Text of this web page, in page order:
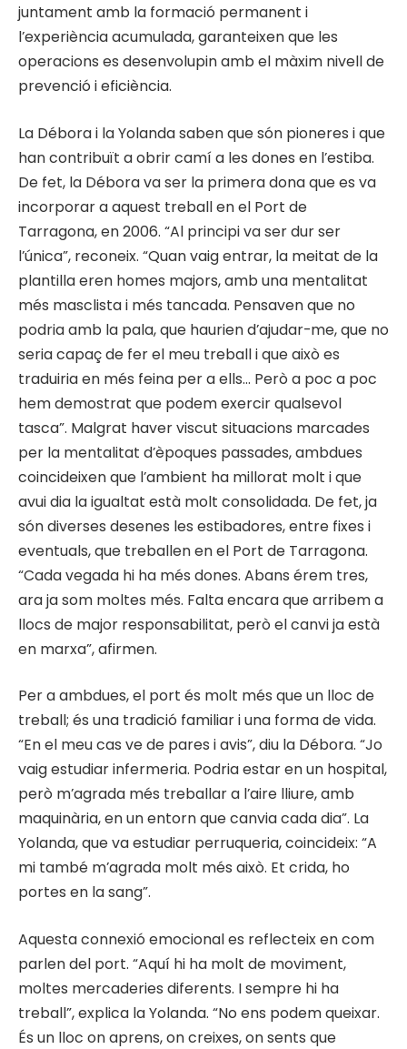
juntament amb la formació permanent i
l’experiència acumulada, garanteixen que les
operacions es desenvolupin amb el màxim nivell de
prevenció i eficiència.
La Débora i la Yolanda saben que són pioneres i que
han contribuït a obrir camí a les dones en l’estiba.
De fet, la Débora va ser la primera dona que es va
incorporar a aquest treball en el Port de
Tarragona, en 2006. “Al principi va ser dur ser
l’única”, reconeix. “Quan vaig entrar, la meitat de la
plantilla eren homes majors, amb una mentalitat
més masclista i més tancada. Pensaven que no
podria amb la pala, que haurien d’ajudar-me, que no
seria capaç de fer el meu treball i que això es
traduiria en més feina per a ells… Però a poc a poc
hem demostrat que podem exercir qualsevol
tasca”. Malgrat haver viscut situacions marcades
per la mentalitat d’èpoques passades, ambdues
coincideixen que l’ambient ha millorat molt i que
avui dia la igualtat està molt consolidada. De fet, ja
són diverses desenes les estibadores, entre fixes i
eventuals, que treballen en el Port de Tarragona.
“Cada vegada hi ha més dones. Abans érem tres,
ara ja som moltes més. Falta encara que arribem a
llocs de major responsabilitat, però el canvi ja està
en marxa”, afirmen.
Per a ambdues, el port és molt més que un lloc de
treball; és una tradició familiar i una forma de vida.
“En el meu cas ve de pares i avis”, diu la Débora. “Jo
vaig estudiar infermeria. Podria estar en un hospital,
però m’agrada més treballar a l’aire lliure, amb
maquinària, en un entorn que canvia cada dia”. La
Yolanda, que va estudiar perruqueria, coincideix: “A
mi també m’agrada molt més això. Et crida, ho
portes en la sang”.
Aquesta connexió emocional es reflecteix en com
parlen del port. “Aquí hi ha molt de moviment,
moltes mercaderies diferents. I sempre hi ha
treball”, explica la Yolanda. “No ens podem queixar.
És un lloc on aprens, on creixes, on sents que